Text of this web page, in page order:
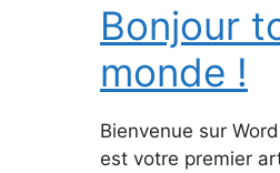
Bonjour
monde !
Bienvenue sur
est votre premier